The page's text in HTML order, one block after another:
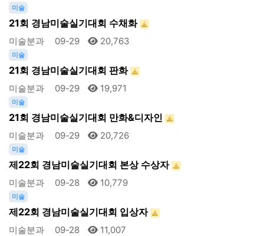
미술
21회 경남미술실기대회 수채화
미술분과 09-29 20,763
미술
21회 경남미술실기대회 판화
미술분과 09-29 19,971
미술
21회 경남미술실기대회 만화&디자인
미술분과 09-29 20,726
미술
제22회 경남미술실기대회 본상 수상자
미술분과 09-28 10,779
미술
제22회 경남미술실기대회 입상자
미술분과 09-28
11,007